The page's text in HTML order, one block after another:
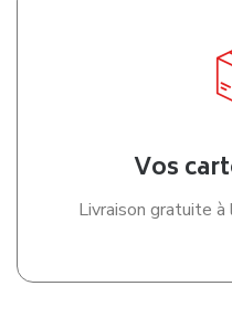
Vos
Livraison gratuite à